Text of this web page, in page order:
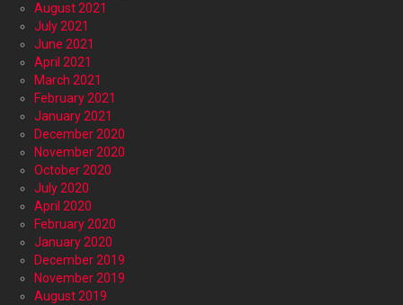
August 2021
July 2021
June 2021
April 2021
March 2021
February 2021
January 2021
December 2020
November 2020
October 2020
July 2020
April 2020
February 2020
January 2020
December 2019
November 2019
August 2019